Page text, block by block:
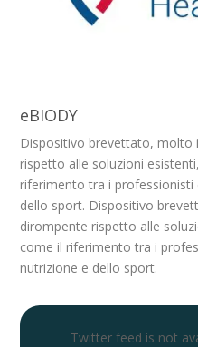
eBIODY
Dispositivo brevettato, molto
rispetto alle soluzioni
riferimento tra i professionisti
dello sport. Dispositivo
dirompente rispetto alle
come il riferimento tra i
nutrizione e dello sport.
Twitter feed is not